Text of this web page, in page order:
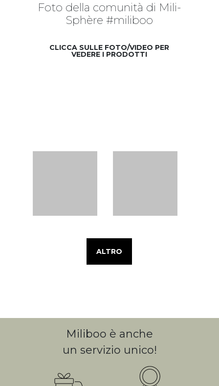
Foto della comunità di Mili-
Sphère #miliboo
CLICCA SULLE FOTO/VIDEO PER
VEDERE I PRODOTTI
ALTRO
Miliboo è anche
un servizio unico!